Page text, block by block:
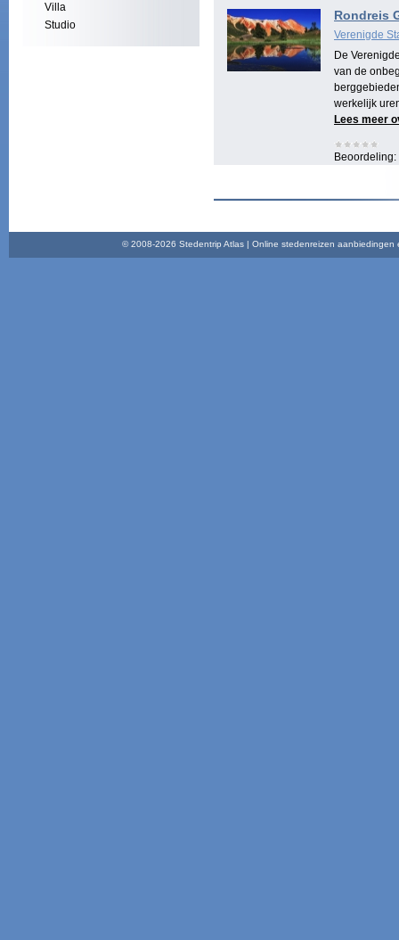
Villa
Studio
Rondreis
Verenigde
De
van de
werkelijk
Lees meer
Beoordeling:
© 2008-2026 Stedentrip Atlas | Online stedenreizen